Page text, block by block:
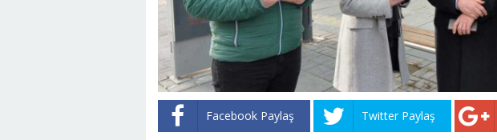
Facebook Paylaş Twitter Paylaş